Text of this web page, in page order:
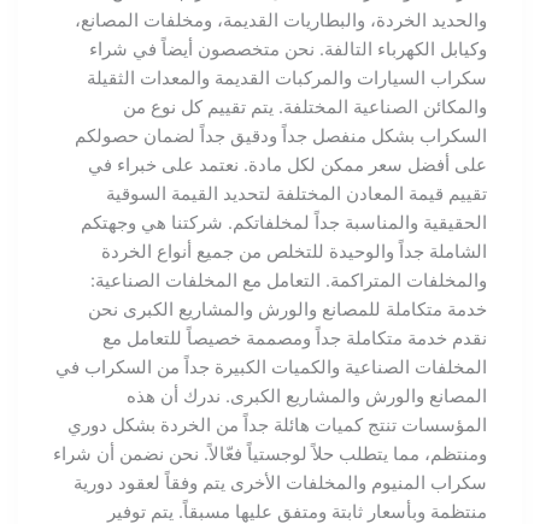
والحديد الخردة، والبطاريات القديمة، ومخلفات المصانع،
وكيابل الكهرباء التالفة. نحن متخصصون أيضاً في شراء
سكراب السيارات والمركبات القديمة والمعدات الثقيلة
والمكائن الصناعية المختلفة. يتم تقييم كل نوع من
السكراب بشكل منفصل جداً ودقيق جداً لضمان حصولكم
على أفضل سعر ممكن لكل مادة. نعتمد على خبراء في
تقييم قيمة المعادن المختلفة لتحديد القيمة السوقية
الحقيقية والمناسبة جداً لمخلفاتكم. شركتنا هي وجهتكم
الشاملة جداً والوحيدة للتخلص من جميع أنواع الخردة
والمخلفات المتراكمة. التعامل مع المخلفات الصناعية:
خدمة متكاملة للمصانع والورش والمشاريع الكبرى نحن
نقدم خدمة متكاملة جداً ومصممة خصيصاً للتعامل مع
المخلفات الصناعية والكميات الكبيرة جداً من السكراب في
المصانع والورش والمشاريع الكبرى. ندرك أن هذه
المؤسسات تنتج كميات هائلة جداً من الخردة بشكل دوري
ومنتظم، مما يتطلب حلاً لوجستياً فعّالاً. نحن نضمن أن شراء
سكراب المنيوم والمخلفات الأخرى يتم وفقاً لعقود دورية
منتظمة وبأسعار ثابتة ومتفق عليها مسبقاً. يتم توفير